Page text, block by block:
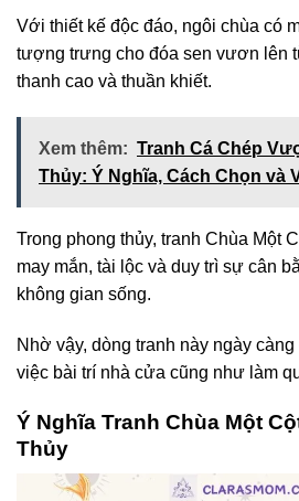
Với thiết kế độc đáo, ngôi chùa có
tượng trưng cho đóa sen vươn lên
thanh cao và thuần khiết.
Xem thêm: Tranh Cá Chép
Thủy: Ý Nghĩa, Cách Chọn và
Trong phong thủy, tranh Chùa Một
may mắn, tài lộc và duy trì sự cân
không gian sống.
Nhờ vậy, dòng tranh này ngày
việc bài trí nhà cửa cũng như làm
Ý Nghĩa Tranh Chùa Một
Thủy